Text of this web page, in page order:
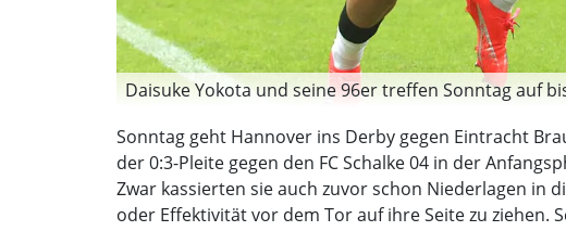
Daisuke Yokota und seine 96er treffen Sonntag auf
Sonntag geht Hannover ins Derby gegen Eintracht
der 0:3-Pleite gegen den FC Schalke 04 in der
Zwar kassierten sie auch zuvor schon Niederlagen in
oder Effektivität vor dem Tor auf ihre Seite zu ziehen.